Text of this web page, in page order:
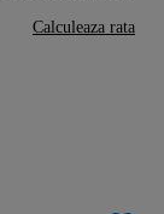
Calculeaza rata